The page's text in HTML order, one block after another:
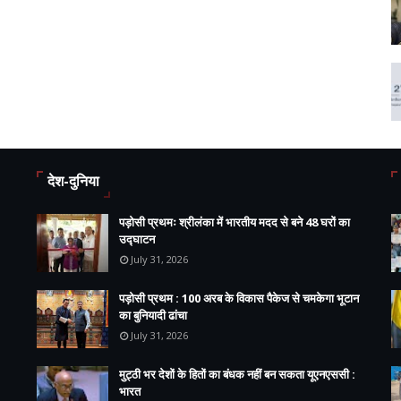
देश-दुनिया
पड़ोसी प्रथमः श्रीलंका में भारतीय मदद से बने 48 घरों का
उद्घाटन
July 31, 2026
पड़ोसी प्रथम : 100 अरब के विकास पैकेज से चमकेगा भूटान
का बुनियादी ढांचा
July 31, 2026
मुट्ठी भर देशों के हितों का बंधक नहीं बन सकता यूएनएससी :
भारत